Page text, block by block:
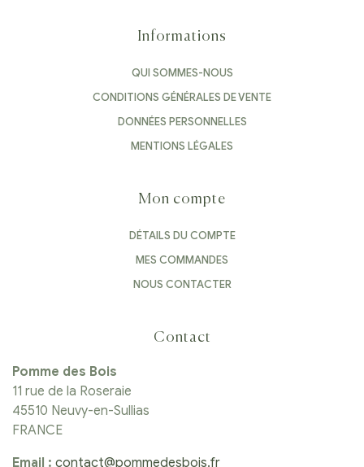
Informations
QUI SOMMES-NOUS
CONDITIONS GÉNÉRALES DE VENTE
DONNÉES PERSONNELLES
MENTIONS LÉGALES
Mon compte
DÉTAILS DU COMPTE
MES COMMANDES
NOUS CONTACTER
Contact
Pomme des Bois
11 rue de la Roseraie
45510 Neuvy-en-Sullias
FRANCE
Email : contact@pommedesbois.fr